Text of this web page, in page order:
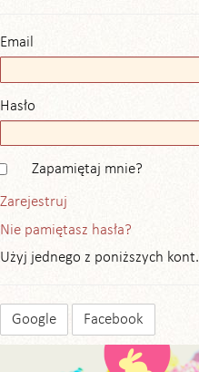
Email
Hasło
Zapamiętaj mnie?
Zarejestruj
Nie pamiętasz hasła?
Użyj jednego z poniższych kont.
Google Facebook